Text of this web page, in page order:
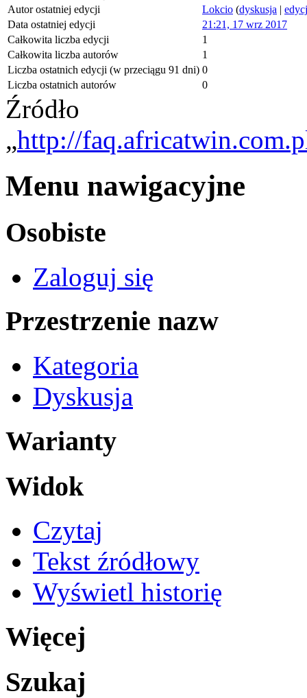
Autor ostatniej edycji
Lokcio (dyskusja |
Data ostatniej edycji
21:21, 17 wrz 2017
Całkowita liczba edycji
1
Całkowita liczba autorów
1
Liczba ostatnich edycji (w przeciągu 91 dni) 0
Liczba ostatnich autorów
0
Źródło
„http://
Menu nawigacyjne
Osobiste
Zaloguj się
Przestrzenie nazw
Kategoria
Dyskusja
Warianty
Widok
Czytaj
Tekst źródłowy
Wyświetl historię
Więcej
Szukaj